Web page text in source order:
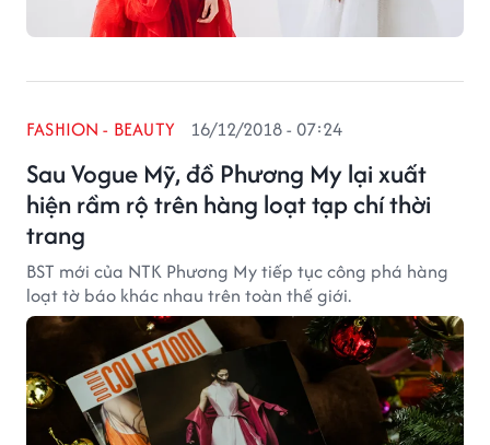
Sau Vogue Mỹ, đồ Phương My lại xuất
hiện rầm rộ trên hàng loạt tạp chí thời
trang
FASHION - BEAUTY 16/12/2018 - 07:24
BST mới của NTK Phương My tiếp tục công phá hàng
loạt tờ báo khác nhau trên toàn thế giới.